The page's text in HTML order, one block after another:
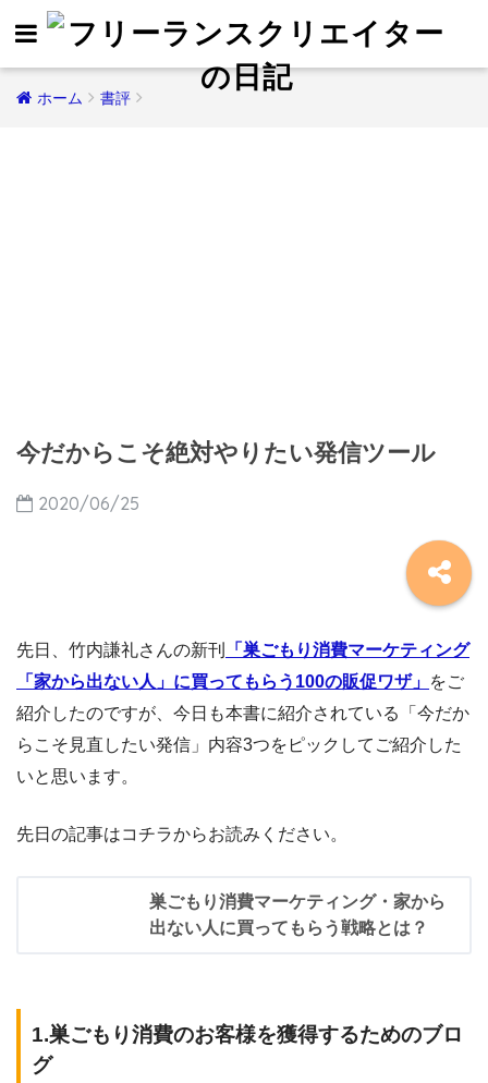
ホーム 書評
今だからこそ絶対やりたい発信ツール
2020/06/25
先日、竹内謙礼さんの新刊
「巣ごもり消費マーケティング
「家から出ない人」に買ってもらう100の販促ワザ」 をご
紹介したのですが、今日も本書に紹介されている「今だか
らこそ見直したい発信」内容3つをピックしてご紹介した
いと思います。
先日の記事はコチラからお読みください。
巣ごもり消費マーケティング・家から
出ない人に買ってもらう戦略とは？
1.巣ごもり消費のお客様を獲得するためのブロ
グ